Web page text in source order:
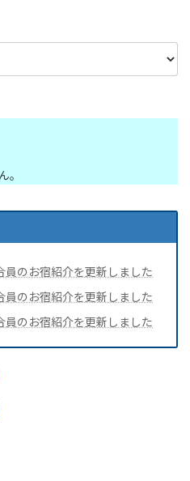
。
のお宿紹介を更新しました
のお宿紹介を更新しました
のお宿紹介を更新しました